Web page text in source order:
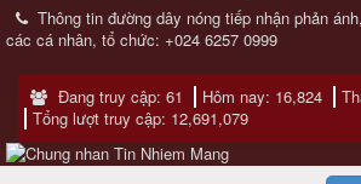
Thông tin đường dây nóng tiếp nhận phản
các cá nhân, tổ chức: +024 6257 0999
Đang truy cập: 61 Hôm nay: 16,824
Tổng lượt truy cập: 12,691,079